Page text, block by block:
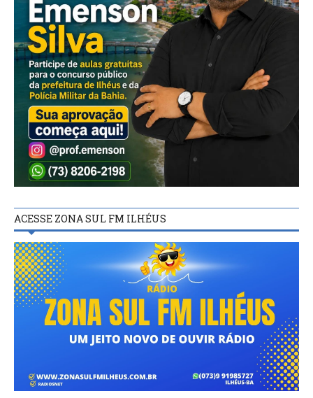
ACESSE ZONA SUL FM ILHÉUS